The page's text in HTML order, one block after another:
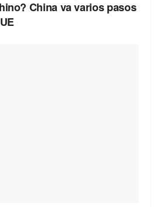
China va varios pasos